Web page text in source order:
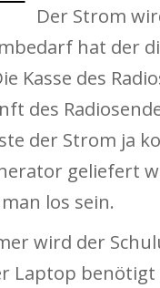
Der Strom
hat der
Kasse des
des
der Strom ja
geliefert
los sein.
wird der
Laptop